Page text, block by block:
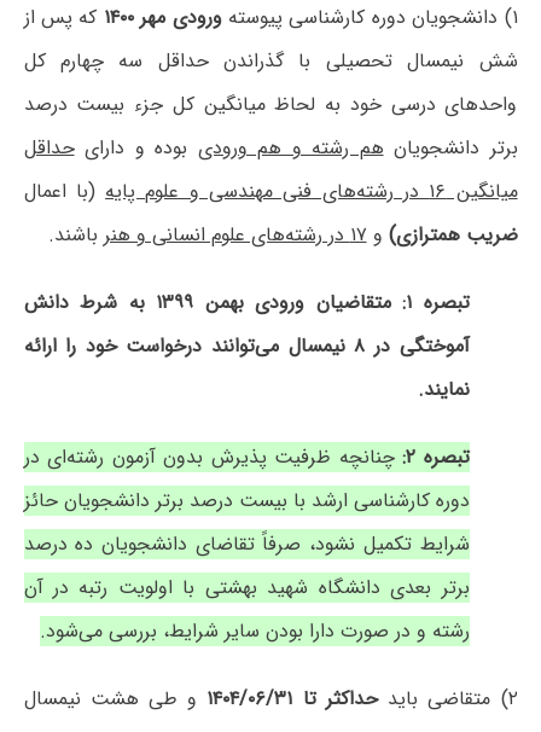
۱) دانشجویان دوره کارشناسی پیوسته ورودی مهر ۱۴۰۰
که پس از
شش نیمسال تحصیلی با گذراندن حداقل سه چهارم کل
واحدهای درسی خود به لحاظ میانگین کل جزء بیست درصد
برتر دانشجویانهم رشته و هم ورودی بوده و دارایحداقل
میانگین ۱۶ در رشته‌های فنی مهندسی و علوم پایه
(با اعمال
ضریب همترازی) و۱۷ در رشته‌های علوم انسانی و هنر باشند.
تبصره ۱: متقاضیان ورودی بهمن ۱۳۹۹ به شرط دانش
آموختگی در ۸ نیمسال می‌توانند درخواست خود را ارائه
نمایند.
تبصره ۲:
چنانچه ظرفیت پذیرش بدون آزمون رشته‌ای در
دوره کارشناسی ارشد با بیست درصد برتر دانشجویان حائز
شرایط تکمیل نشود، صرفاً تقاضای دانشجویان ده درصد
برتر بعدی دانشگاه شهید بهشتی با اولویت رتبه در آن
رشته و در صورت دارا بودن سایر شرایط، بررسی می‌شود.
۲) متقاضی باید حداکثر تا ۱۴۰۴/۰۶/۳۱
و طی هشت نیمسال